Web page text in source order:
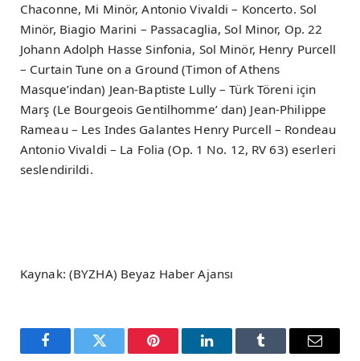
Chaconne, Mi Minör, Antonio Vivaldi – Koncerto. Sol
Minör, Biagio Marini – Passacaglia, Sol Minor, Op. 22
Johann Adolph Hasse Sinfonia, Sol Minör, Henry Purcell
– Curtain Tune on a Ground (Timon of Athens
Masque’indan) Jean-Baptiste Lully – Türk Töreni için
Marş (Le Bourgeois Gentilhomme’ dan) Jean-Philippe
Rameau – Les Indes Galantes Henry Purcell – Rondeau
Antonio Vivaldi – La Folia (Op. 1 No. 12, RV 63) eserleri
seslendirildi.
Kaynak: (BYZHA) Beyaz Haber Ajansı
FacebookTwitter Pinterest LinkedInTumblr Email